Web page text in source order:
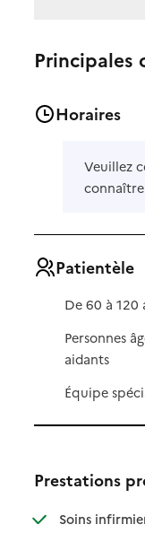
Principales
Horaires
Veuillez
Patientèle
De 60 à 120
Personnes
aidants
Équipe
Prestations
Soins :
: